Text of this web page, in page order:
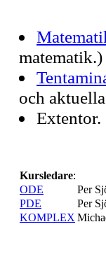
matematik.)
och
Extentor.
Kursledare:
ODE
Per
PDE
Per
KOMPLEX